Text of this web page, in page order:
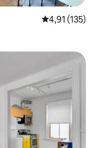
4,91 ud af 5 i
4,91 (135)